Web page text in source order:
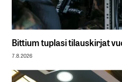
Bittium tuplasi tilauskirjat
7.8.2026